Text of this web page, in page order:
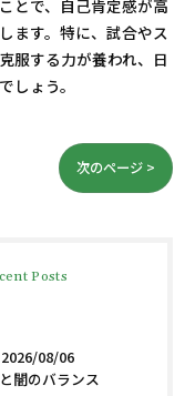
とで、自己肯定感が高
ます。特に、試合やス
服する力が養われ、日
しょう。
次のページ >
Posts
2026/08/06
闇のバランス